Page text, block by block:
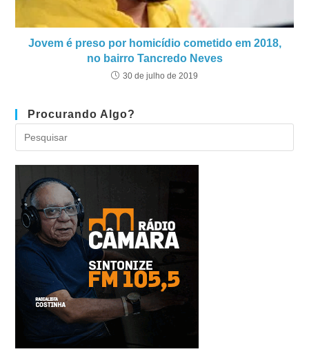
Jovem é preso por homicídio cometido em 2018,
no bairro Tancredo Neves
30 de julho de 2019
Procurando Algo?